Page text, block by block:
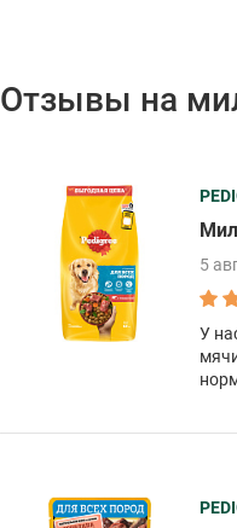
Отзывы на
5
У